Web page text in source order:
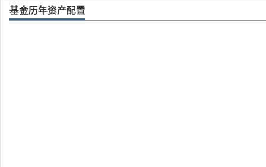
基金历年资产配置